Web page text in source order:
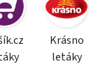
Krásno
letáky